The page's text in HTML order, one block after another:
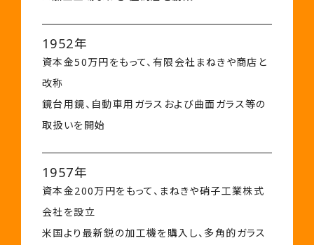
1952年
資本金50万円をもって、有限会社まねきや商店と
改称
鏡台用鏡、自動車用ガラスおよび曲面ガラス等の
取扱いを開始
1957年
資本金200万円をもって、まねきや硝子工業株式
会社を設立
米国より最新鋭の加工機を購入し、多角的ガラス